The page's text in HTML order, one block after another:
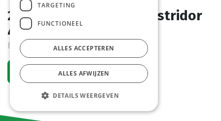
2406 Kaas Croissant Pastridor
48 x 95 gr
Bestelartikel
Vraag een account aan
TARGETING
FUNCTIONEEL
ALLES ACCEPTEREN
ALLES AFWIJZEN
DETAILS WEERGEVEN